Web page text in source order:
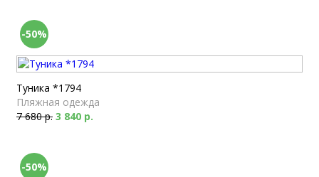
-50%
Туника *1794
Пляжная одежда
7 680 р. 3 840 р.
-50%